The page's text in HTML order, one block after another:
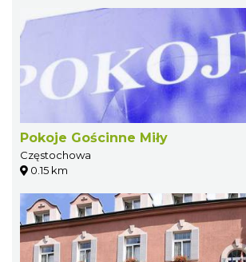
Pokoje Gościnne Miły
Częstochowa
0.15 km